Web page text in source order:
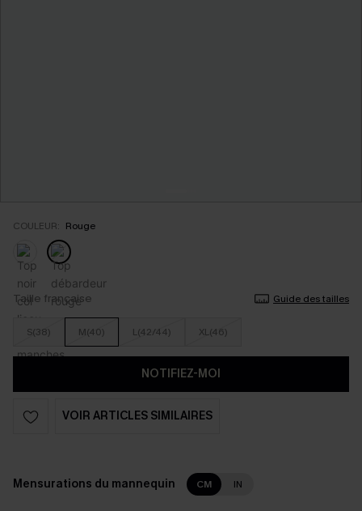
COULEUR: Rouge
Taille française Guide des tailles
S(38) M(40) L(42/44) XL(46)
NOTIFIEZ-MOI
VOIR ARTICLES SIMILAIRES
Mensurations du mannequin CM IN